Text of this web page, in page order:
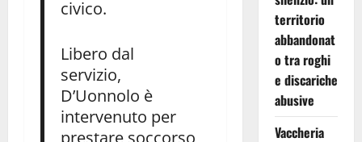
civico.
Libero dal
servizio,
D’Uonnolo è
intervenuto per
prestare soccorso
territorio
abbandonat
o tra roghi
e discariche
abusive
Vaccheria